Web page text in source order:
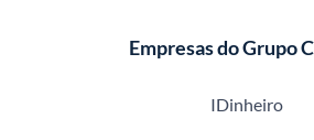
Empresas do Grupo
IDinheiro